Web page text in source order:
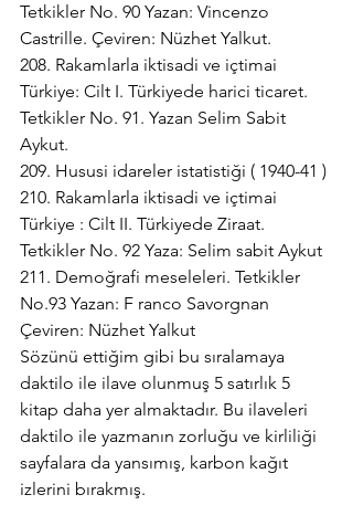
Tetkikler No. 90 Yazan: Vincenzo
Castrille. Çeviren: Nüzhet Yalkut.
208. Rakamlarla iktisadi ve içtimai
Türkiye: Cilt I. Türkiyede harici ticaret.
Tetkikler No. 91. Yazan Selim Sabit
Aykut.
209. Hususi idareler istatistiği ( 1940-41 )
210. Rakamlarla iktisadi ve içtimai
Türkiye : Cilt II. Türkiyede Ziraat.
Tetkikler No. 92 Yaza: Selim sabit Aykut
211. Demoğrafi meseleleri. Tetkikler
No.93 Yazan: F ranco Savorgnan
Çeviren: Nüzhet Yalkut
Sözünü ettiğim gibi bu sıralamaya
daktilo ile ilave olunmuş 5 satırlık 5
kitap daha yer almaktadır. Bu ilaveleri
daktilo ile yazmanın zorluğu ve kirliliği
sayfalara da yansımış, karbon kağıt
izlerini bırakmış.